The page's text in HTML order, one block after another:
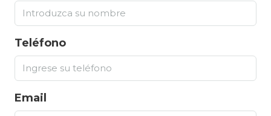
Teléfono
Email